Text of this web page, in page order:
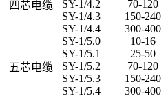
四芯电缆
SY-1/4.2
70-120
SY-1/4.3
150-240
SY-1/4.4
300-400
五芯电缆
SY-1/5.0
10-16
SY-1/5.1
25-50
SY-1/5.2
70-120
SY-1/5.3
150-240
SY-1/5.4
300-400